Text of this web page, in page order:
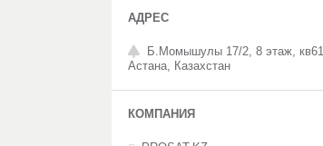
Б.Момышулы 17/2, 8 этаж, кв61,
Астана, Казахстан